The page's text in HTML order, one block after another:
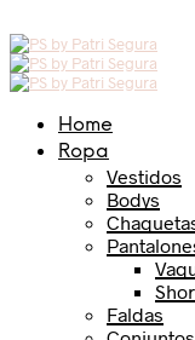
Home
Ropa
Vestidos
Bodys
Faldas